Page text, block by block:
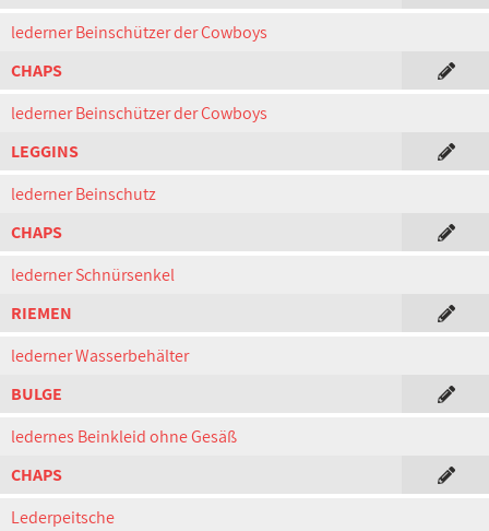
lederner Beinschützer der Cowboys
CHAPS
lederner Beinschützer der Cowboys
LEGGINS
lederner Beinschutz
CHAPS
lederner Schnürsenkel
RIEMEN
lederner Wasserbehälter
BULGE
ledernes Beinkleid ohne Gesäß
CHAPS
Lederpeitsche